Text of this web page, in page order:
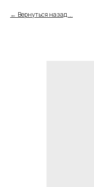
Вернуться назад ...